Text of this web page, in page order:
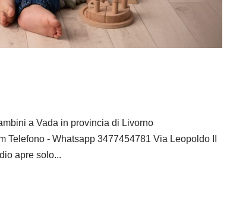
a Vada in provincia di Livorno
- Whatsapp 3477454781 Via Leopoldo II
apre solo...